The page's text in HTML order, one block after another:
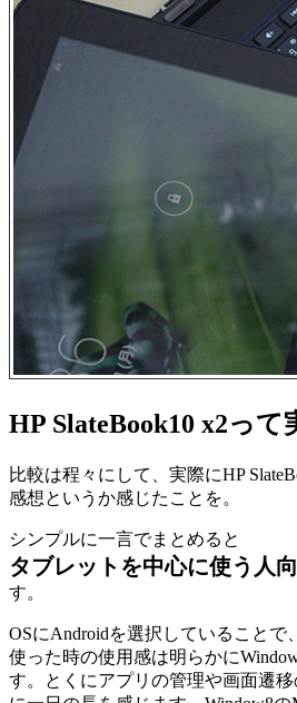
HP SlateBook10 x2って
比較は程々にして、実際にHP
感想というか感じたことを。
シンプルに一言でまとめると
タブレットを中心に使う人
す。
OSにAndroidを選択していることで
使った時の使用感は明らかに
す。とくにアプリの管理や画面遷